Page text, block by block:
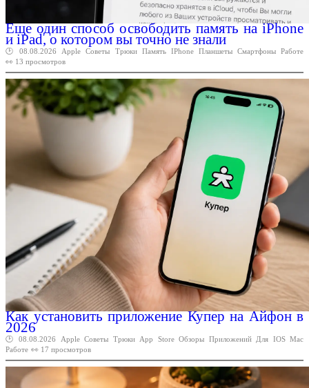
Еще один способ освободить память на iPhone
и iPad, о котором вы точно не знали
🕑 08.08.2026 Apple Советы Трюки Память IPhone Планшеты Смартфоны Работе
👀 13 просмотров
Как установить приложение Купер на Айфон в
2026
🕑 08.08.2026 Apple Советы Трюки App Store Обзоры Приложений Для IOS Mac
Работе 👀 17 просмотров